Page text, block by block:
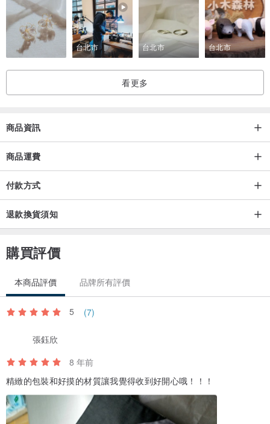
筷子25cm
叉子20cm
1.以手動包裹方式，簡約方便。
具。
3.內層三處放置處，除了附贈的餐具外，亦可隨意做文具收納使用。
【洗滌要項與保養建議】
1.可選擇手洗或機洗。如要機洗，建議放置洗衣袋中再投入清洗。
2.最高水溫不超過30℃，小力手洗，避免強烈搓揉、拉扯。
4.棉質帆布料熨燙溫度可達120度。
5.使用的棉質帆布均為染色布料，初幾次清洗褪色現象均為正常。
6.請吊掛於無日光照射處陰乾。
產地/製造方式
台灣/手工
:::::::::::::::::::::::::::::::::::::::::::::::::::::::::::::::::::::::::::::::::::::::::::::::::
【訂單流程】
台北市 台北市 台北市
看更多
商品資訊
商品運費
付款方式
退款換貨須知
購買評價
本商品評價 品牌所有評價
5 (7)
張鈺欣
8 年前
精緻的包裝和好摸的材質讓我覺得收到好開心哦！！！